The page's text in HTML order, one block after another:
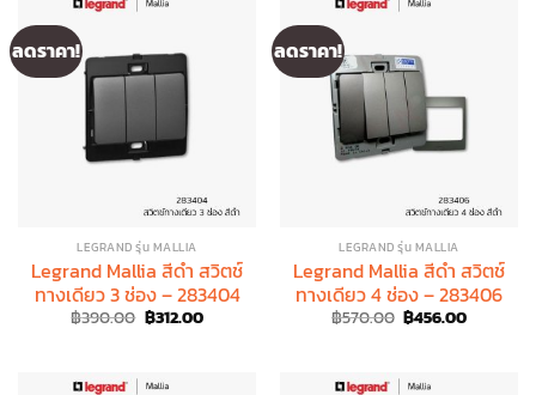
ลดราคา!
LEGRAND รุ่น MALLIA
Legrand Mallia สีดำ สวิตช์
ทางเดียว 3 ช่อง – 283404
฿390.00 Original
price
฿312.00Current
ลดราคา!
LEGRAND รุ่น MALLIA
Legrand Mallia สีดำ สวิตช์
ทางเดียว 4 ช่อง – 283406
฿570.00 Original
price
฿456.00Current